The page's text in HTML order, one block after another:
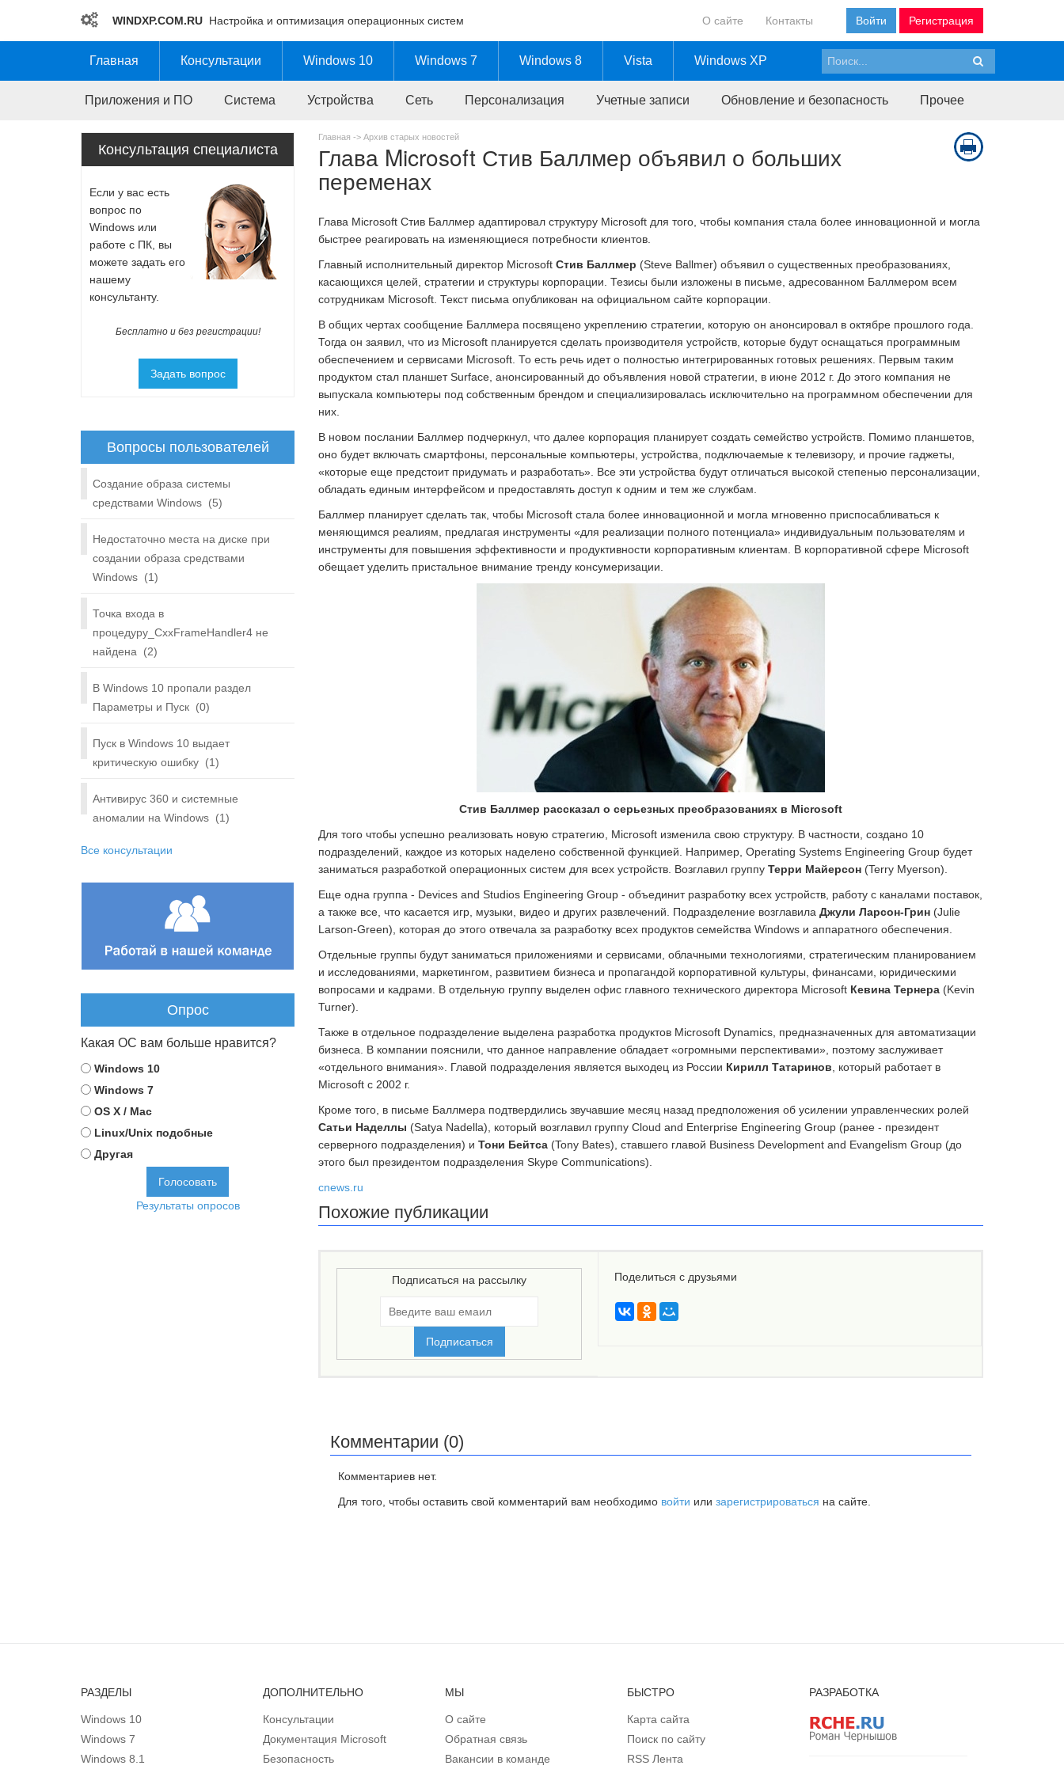
WINDXP.COM.RU Настройка и оптимизация операционных систем Войти Регистрация
О сайте Контакты
Главная Консультации Windows 10 Windows 7 Windows 8 Vista Windows XP
Приложения и ПО Система Устройства Сеть Персонализация Учетные записи Обновление и безопасность Прочее
Главная -> Архив старых новостей
Глава Microsoft Стив Баллмер объявил о больших
переменах
Глава Microsoft Стив Баллмер адаптировал структуру Microsoft для того, чтобы компания стала более инновационной и могла
быстрее реагировать на изменяющиеся потребности клиентов.
Главный исполнительный директор Microsoft Стив Баллмер (Steve Ballmer) объявил о существенных преобразованиях,
касающихся целей, стратегии и структуры корпорации. Тезисы были изложены в письме, адресованном Баллмером всем
сотрудникам Microsoft. Текст письма опубликован на официальном сайте корпорации.
В общих чертах сообщение Баллмера посвящено укреплению стратегии, которую он анонсировал в октябре прошлого года.
Тогда он заявил, что из Microsoft планируется сделать производителя устройств, которые будут оснащаться программным
обеспечением и сервисами Microsoft. То есть речь идет о полностью интегрированных готовых решениях. Первым таким
продуктом стал планшет Surface, анонсированный до объявления новой стратегии, в июне 2012 г. До этого компания не
выпускала компьютеры под собственным брендом и специализировалась исключительно на программном обеспечении для
них.
В новом послании Баллмер подчеркнул, что далее корпорация планирует создать семейство устройств. Помимо планшетов,
оно будет включать смартфоны, персональные компьютеры, устройства, подключаемые к телевизору, и прочие гаджеты,
«которые еще предстоит придумать и разработать». Все эти устройства будут отличаться высокой степенью персонализации,
обладать единым интерфейсом и предоставлять доступ к одним и тем же службам.
Баллмер планирует сделать так, чтобы Microsoft стала более инновационной и могла мгновенно приспосабливаться к
меняющимся реалиям, предлагая инструменты «для реализации полного потенциала» индивидуальным пользователям и
инструменты для повышения эффективности и продуктивности корпоративным клиентам. В корпоративной сфере Microsoft
обещает уделить пристальное внимание тренду консумеризации.
Стив Баллмер рассказал о серьезных преобразованиях в Microsoft
Для того чтобы успешно реализовать новую стратегию, Microsoft изменила свою структуру. В частности, создано 10
подразделений, каждое из которых наделено собственной функцией. Например, Operating Systems Engineering Group будет
заниматься разработкой операционных систем для всех устройств. Возглавил группу Терри Майерсон (Terry Myerson).
Еще одна группа - Devices and Studios Engineering Group - объединит разработку всех устройств, работу с каналами поставок,
а также все, что касается игр, музыки, видео и других развлечений. Подразделение возглавила Джули Ларсон-Грин (Julie
Larson-Green), которая до этого отвечала за разработку всех продуктов семейства Windows и аппаратного обеспечения.
Отдельные группы будут заниматься приложениями и сервисами, облачными технологиями, стратегическим планированием
и исследованиями, маркетингом, развитием бизнеса и пропагандой корпоративной культуры, финансами, юридическими
вопросами и кадрами. В отдельную группу выделен офис главного технического директора Microsoft Кевина Тернера (Kevin
Turner).
Также в отдельное подразделение выделена разработка продуктов Microsoft Dynamics, предназначенных для автоматизации
бизнеса. В компании пояснили, что данное направление обладает «огромными перспективами», поэтому заслуживает
«отдельного внимания». Главой подразделения является выходец из России Кирилл Татаринов , который работает в
Microsoft с 2002 г.
Кроме того, в письме Баллмера подтвердились звучавшие месяц назад предположения об усилении управленческих ролей
Сатьи Наделлы (Satya Nadella), который возглавил группу Cloud and Enterprise Engineering Group (ранее - президент
серверного подразделения) и Тони Бейтса (Tony Bates), ставшего главой Business Development and Evangelism Group (до
этого был президентом подразделения Skype Communications).
cnews.ru
Похожие публикации
Подписаться на рассылку Поделиться с друзьями
Комментарии (0)
Комментариев нет.
Для того, чтобы оставить свой комментарий вам необходимо войти или зарегистрироваться на сайте.
Консультация специалиста
Если у вас есть
вопрос по
Windows или
работе с ПК, вы
можете задать его
нашему
консультанту.
Бесплатно и без регистрации!
Задать вопрос
Вопросы пользователей
Создание образа системы
средствами Windows (5)
Недостаточно места на диске при
создании образа средствами
Windows (1)
Точка входа в
процедуру_CxxFrameHandler4 не
найдена
(2)
В Windows 10 пропали раздел
Параметры и Пуск (0)
Пуск в Windows 10 выдает
критическую ошибку (1)
Антивирус 360 и системные
аномалии на Windows (1)
Все консультации
Опрос
Какая ОС вам больше нравится?
Windows 10
Windows 7
OS X / Mac
Linux/Unix подобные
Другая
Результаты опросов
РАЗДЕЛЫ
Windows 10
Windows 7
Windows 8.1
ДОПОЛНИТЕЛЬНО
Консультации
Документация Microsoft
Безопасность
МЫ
О сайте
Обратная связь
Вакансии в команде
БЫСТРО
Карта сайта
Поиск по сайту
RSS Лента
РАЗРАБОТКА